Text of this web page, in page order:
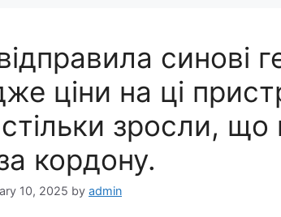
синові
ціни на ці
зросли, що
кордону.
10, 2025 by admin